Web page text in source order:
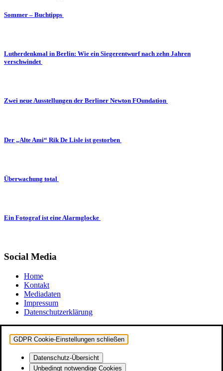
Sommer – Buchtipps
Lutherdenkmal in Berlin: Wie ein Siegerentwurf nach zehn Jahren
verschwindet
Zwei neue Ausstellungen der Berliner Newton FOundation
Der „Alte Ami“ Rik De Lisle ist gestorben
Überwachung total
Ein Fotograf ist eine Alarmglocke
Social Media
Home
Kontakt
Mediadaten
Impressum
Datenschutzerklärung
GDPR Cookie-Einstellungen schließen
Datenschutz-Übersicht
Unbedingt notwendige Cookies